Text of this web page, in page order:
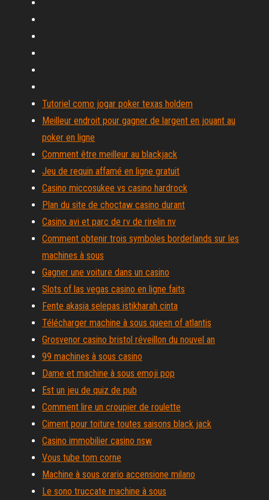
Tutoriel como jogar poker texas holdem
Meilleur endroit pour gagner de largent en jouant au
poker en ligne
Comment être meilleur au blackjack
Jeu de requin affamé en ligne gratuit
Casino miccosukee vs casino hardrock
Plan du site de choctaw casino durant
Casino avi et parc de rv de rirelin nv
Comment obtenir trois symboles borderlands sur les
machines à sous
Gagner une voiture dans un casino
Slots of las vegas casino en ligne faits
Fente akasia selepas istikharah cinta
Télécharger machine à sous queen of atlantis
Grosvenor casino bristol réveillon du nouvel an
99 machines à sous casino
Dame et machine à sous emoji pop
Est un jeu de quiz de pub
Comment lire un croupier de roulette
Ciment pour toiture toutes saisons black jack
Casino immobilier casino nsw
Vous tube tom corne
Machine à sous orario accensione milano
Le sono truccate machine à sous